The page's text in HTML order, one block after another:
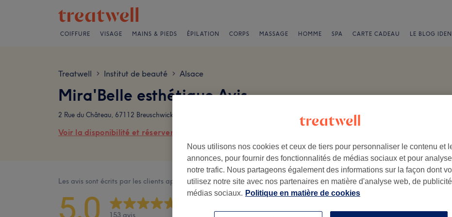
COIFFURE VISAGE MAINS & PIEDS ÉPILATION CORPS MASSAGE HOMME SPA CARTE CADEAU LE BLOG
Treatwell > Institut de beauté > Alsace
Mira'Belle esthétique Avis
2 Rue du Château, 67112 Breuschwickersheim, France
Voir la disponibilité et réserver en ligne
Les avis sont écrits par les clients après leur visite.
5,0 153 avis
Ambiance
Nous utilisons nos cookies et ceux de tiers pour personnaliser le contenu et
annonces, pour fournir des fonctionnalités de médias sociaux et pour
notre trafic. Nous partageons également des informations sur la façon dont
utilisez notre site avec nos partenaires en matière d'analyse web, de
médias sociaux. Politique en matière de cookies